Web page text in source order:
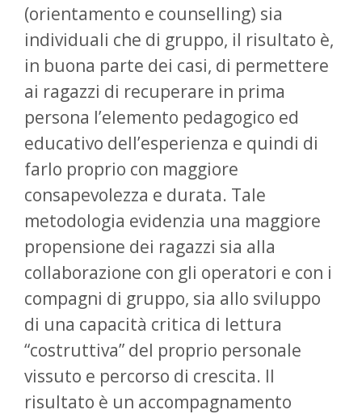
(orientamento e counselling) sia
individuali che di gruppo, il risultato è,
in buona parte dei casi, di permettere
ai ragazzi di recuperare in prima
persona l’elemento pedagogico ed
educativo dell’esperienza e quindi di
farlo proprio con maggiore
consapevolezza e durata. Tale
metodologia evidenzia una maggiore
propensione dei ragazzi sia alla
collaborazione con gli operatori e con i
compagni di gruppo, sia allo sviluppo
di una capacità critica di lettura
“costruttiva” del proprio personale
vissuto e percorso di crescita. Il
risultato è un accompagnamento